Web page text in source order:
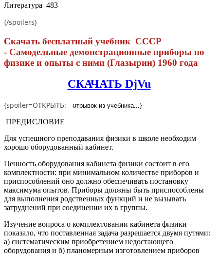
Литература 483
{/spoilers}
Скачать бесплатный учебник СССР
- Самодельные демонстрационные приборы по
физике и опыты с ними (Глазырин) 1960 года
СКАЧАТЬ DjVu
{spoiler=ОТКРЫТЬ: - отрывок из учебника...}
ПРЕДИСЛОВИЕ
Для успешного преподавания физики в школе необходим
хорошо оборудованный кабинет.
Ценность оборудования кабинета физики состоит в его
комплектности: при минимальном количестве приборов и
приспособлений оно должно обеспечивать постановку
максимума опытов. Приборы должны быть приспособлены
для выполнения родственных функций и не вызывать
затруднений при соединении их в группы.
Изучение вопроса о комплектовании кабинета физики
показало, что поставленная задача разрешается двумя путями:
а) систематическим приобретением недостающего
оборудования и б) планомерным изготовлением приборов